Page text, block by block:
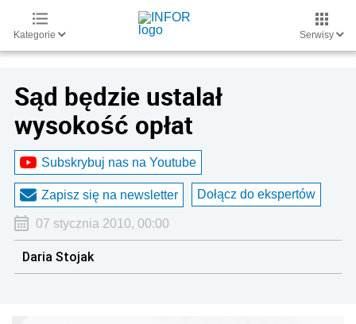
Kategorie Serwisy
Sąd będzie ustalał
wysokość opłat
Subskrybuj nas na Youtube
Zapisz się na newsletter Dołącz do ekspertów
07 stycznia 2010, 00:00
Daria Stojak